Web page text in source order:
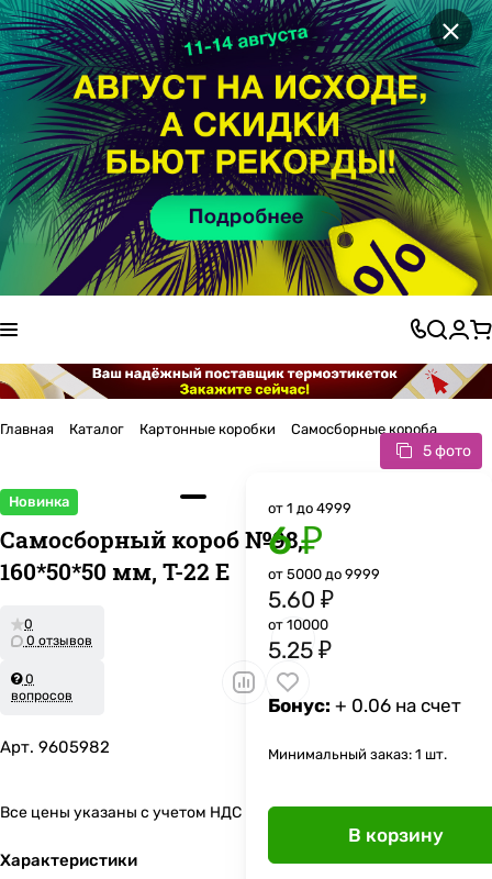
×
Главная Каталог Картонные коробки Самосборные короба
5 фото
Новинка
Самосборный короб №98,
160*50*50 мм, Т-22 Е
0
0 отзывов
0
вопросов
Арт. 9605982
Все цены указаны с учетом НДС
Характеристики
от 1 до 4999
6 ₽
от 5000 до 9999
5.60 ₽
от 10000
5.25 ₽
Бонус: + 0.06 на счет
Минимальный заказ: 1 шт.
В корзину